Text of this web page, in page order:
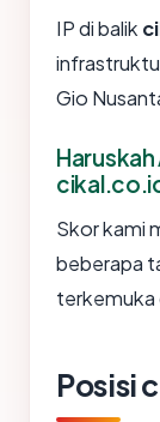
IP di balik
Gio
Skor kami
beberapa
terkemuka
Posisi